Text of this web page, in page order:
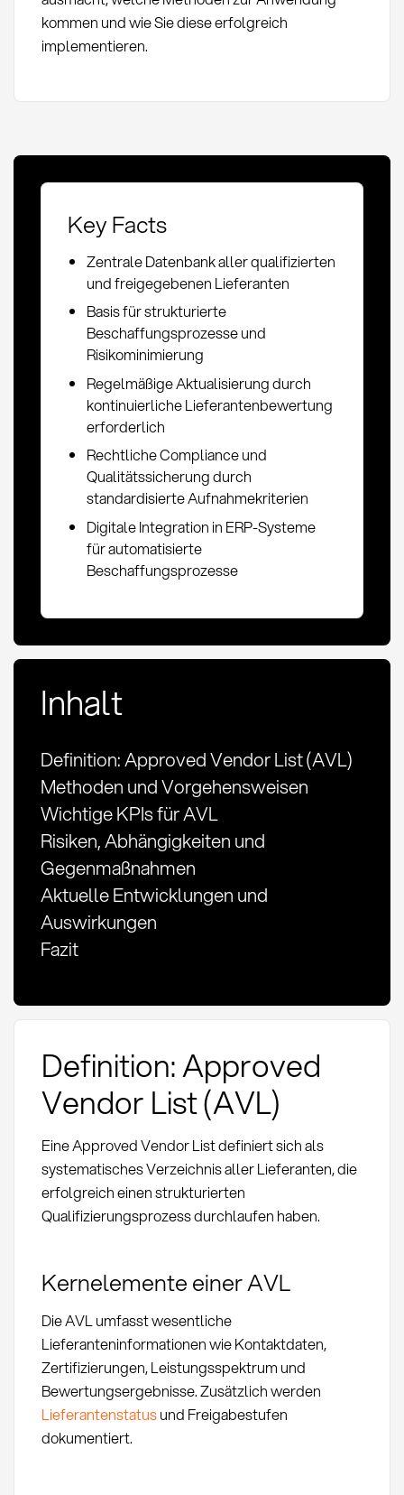
kommen und wie Sie diese erfolgreich
implementieren.
Key Facts
Zentrale Datenbank aller qualifizierten
und freigegebenen Lieferanten
Basis für strukturierte
Beschaffungsprozesse und
Risikominimierung
Regelmäßige Aktualisierung durch
kontinuierliche Lieferantenbewertung
erforderlich
Rechtliche Compliance und
Qualitätssicherung durch
standardisierte Aufnahmekriterien
Digitale Integration in ERP-Systeme
für automatisierte
Beschaffungsprozesse
Inhalt
Definition: Approved Vendor List (AVL)
Methoden und Vorgehensweisen
Wichtige KPIs für AVL
Risiken, Abhängigkeiten und
Gegenmaßnahmen
Aktuelle Entwicklungen und
Auswirkungen
Fazit
Definition: Approved
Vendor List (AVL)
Eine Approved Vendor List definiert sich als
systematisches Verzeichnis aller Lieferanten, die
erfolgreich einen strukturierten
Qualifizierungsprozess durchlaufen haben.
Kernelemente einer AVL
Die AVL umfasst wesentliche
Lieferanteninformationen wie Kontaktdaten,
Zertifizierungen, Leistungsspektrum und
Bewertungsergebnisse. Zusätzlich werden
Lieferantenstatusund Freigabestufen
dokumentiert.